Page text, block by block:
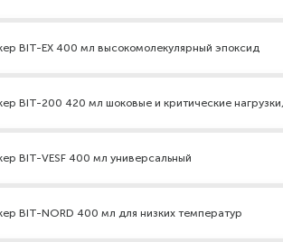
BIT-EX 400 мл высокомолекулярный эпоксид
BIT-200 420 мл шоковые и критические
BIT-VESF 400 мл универсальный
BIT-NORD 400 мл для низких температур